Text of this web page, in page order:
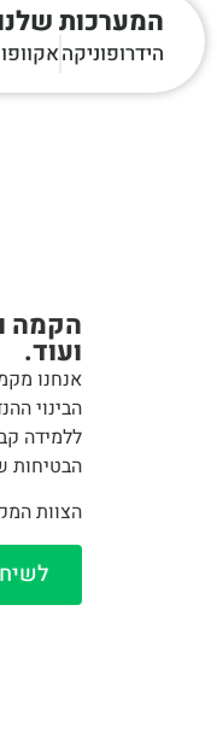
המערכות
הידרופוניקה
הקמה
ועוד.
אנחנו
הבינוי
ללמידה
הבטיחות
הצוות